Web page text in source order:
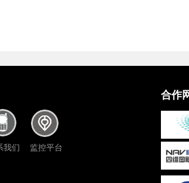
我们 监控平台
合作